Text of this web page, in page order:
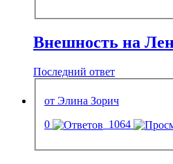
Внешность на
Последний ответ
от Элина Зорич
0
1064